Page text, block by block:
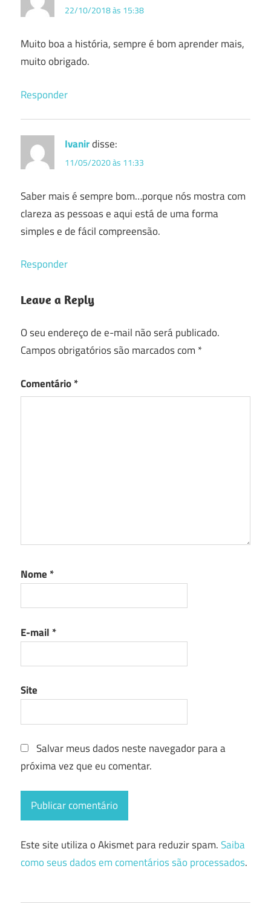
22/10/2018 às 15:38
Muito boa a história, sempre é bom aprender mais,
muito obrigado.
Responder
Ivanirdisse:
11/05/2020 às 11:33
Saber mais é sempre bom…porque nós mostra com
clareza as pessoas e aqui está de uma forma
simples e de fácil compreensão.
Responder
Leave a Reply
O seu endereço de e-mail não será publicado.
Campos obrigatórios são marcados com *
Comentário*
Nome *
E-mail *
Site
Salvar meus dados neste navegador para a
próxima vez que eu comentar.
Este site utiliza o Akismet para reduzir spam.Saiba
como seus dados em comentários são processados.